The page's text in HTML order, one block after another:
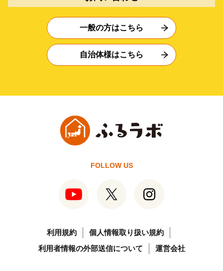
一般の方はこちら
自治体様はこちら
FOLLOW US
利用規約
個人情報取り扱い規約
利用者情報の外部送信について
運営会社